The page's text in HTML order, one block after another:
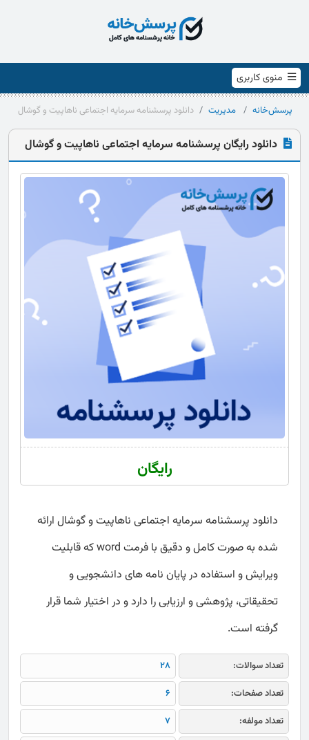
منوی کاربری
پرسش‌خانه مدیریت دانلود پرسشنامه سرمایه اجتماعی ناهاپیت و گوشال
دانلود رایگان پرسشنامه سرمایه اجتماعی ناهاپیت و گوشال
رایگان
دانلود پرسشنامه سرمایه اجتماعی ناهاپیت و گوشال ارائه
شده به صورت کامل و دقیق با فرمت word که قابلیت
ویرایش و استفاده در پایان نامه های دانشجویی و
تحقیقاتی، پژوهشی و ارزیابی را دارد و در اختیار شما قرار
گرفته است.
تعداد سوالات:
28
تعداد صفحات:
6
تعداد مولفه:
7